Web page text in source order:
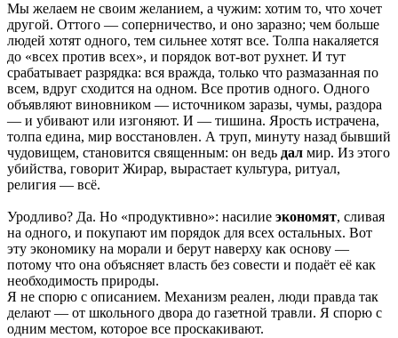
Мы желаем не своим желанием, а чужим: хотим то, что хочет
другой. Оттого — соперничество, и оно заразно; чем больше
людей хотят одного, тем сильнее хотят все. Толпа накаляется
до «всех против всех», и порядок вот-вот рухнет. И тут
срабатывает разрядка: вся вражда, только что размазанная по
всем, вдруг сходится на одном. Все против одного. Одного
объявляют виновником — источником заразы, чумы, раздора
— и убивают или изгоняют. И — тишина. Ярость истрачена,
толпа едина, мир восстановлен. А труп, минуту назад бывший
чудовищем, становится священным: он ведь дал мир. Из этого
убийства, говорит Жирар, вырастает культура, ритуал,
религия — всё.
Уродливо? Да. Но «продуктивно»: насилие экономят, сливая
на одного, и покупают им порядок для всех остальных. Вот
эту экономику на морали и берут наверху как основу —
потому что она объясняет власть без совести и подаёт её как
необходимость природы.
Я не спорю с описанием. Механизм реален, люди правда так
делают — от школьного двора до газетной травли. Я спорю с
одним местом, которое все проскакивают.